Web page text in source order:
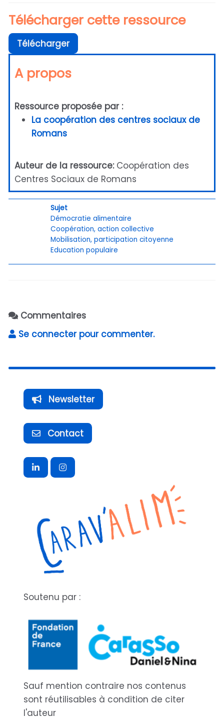
Télécharger cette ressource
Télécharger
A propos
Ressource proposée par :
La coopération des centres sociaux de
Romans
Auteur de la ressource: Coopération des
Centres Sociaux de Romans
Sujet
Démocratie alimentaire
Coopération, action collective
Mobilisation, participation citoyenne
Education populaire
Commentaires
Se connecter pour commenter.
Newsletter
Contact
Soutenu par :
Sauf mention contraire nos contenus
sont réutilisables à condition de citer
l'auteur